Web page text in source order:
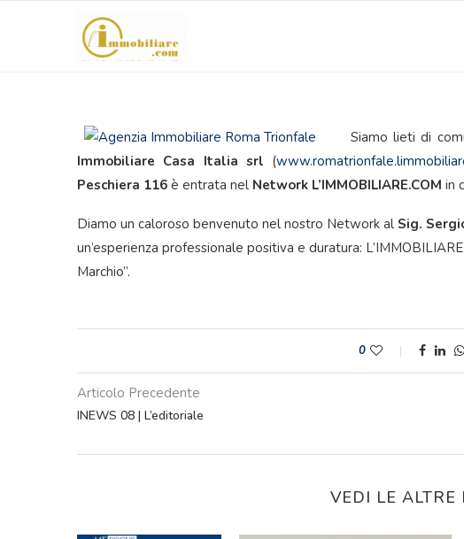
Siamo lieti di
Immobiliare Casa Italia srl (
Peschiera 116 è entrata nel Network L’IMMOBILIARE.COM in
Diamo un caloroso benvenuto nel nostro Network al Sig.
un’esperienza professionale positiva e duratura:
Marchio”.
0
Articolo Precedente
INEWS 08 | L’editoriale
VEDI LE ALTRE